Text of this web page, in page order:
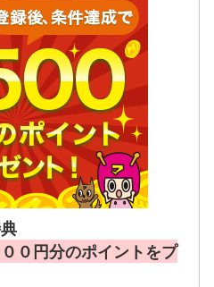
０円分のポイントをプ